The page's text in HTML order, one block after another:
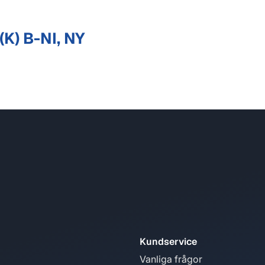
B-NI, NY
Kundservice
Vanliga frågor